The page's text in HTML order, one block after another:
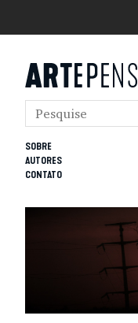
SOBRE
AUTORES
CONTATO